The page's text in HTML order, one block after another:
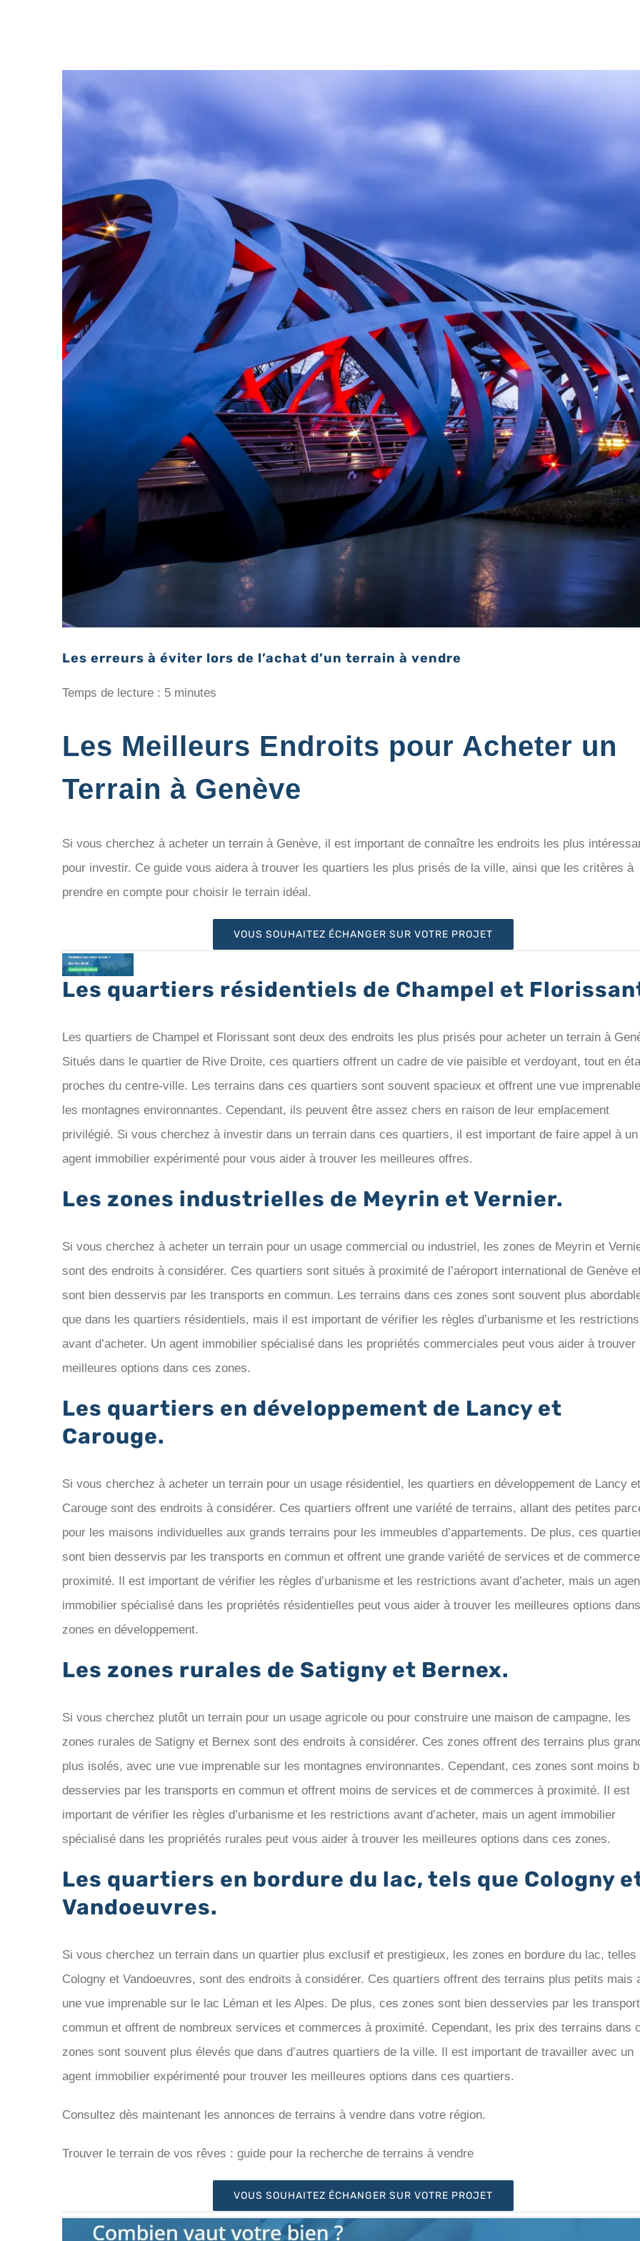
l'image
Les erreurs à éviter lors de l’achat d’un terrain à vendre
Temps de lecture : 5 minutes
Les Meilleurs Endroits pour Acheter un
Terrain à Genève
Si vous cherchez à acheter un terrain à Genève, il est important de connaître les endroits les plus
pour investir. Ce guide vous aidera à trouver les quartiers les plus prisés de la ville, ainsi que les critères à
prendre en compte pour choisir le terrain idéal.
VOUS SOUHAITEZ ÉCHANGER SUR VOTRE PROJET
Les quartiers résidentiels de Champel et
Les quartiers de Champel et Florissant sont deux des endroits les plus prisés pour acheter un terrain à
Situés dans le quartier de Rive Droite, ces quartiers offrent un cadre de vie paisible et verdoyant, tout en
proches du centre-ville. Les terrains dans ces quartiers sont souvent spacieux et offrent une vue
les montagnes environnantes. Cependant, ils peuvent être assez chers en raison de leur emplacement
privilégié. Si vous cherchez à investir dans un terrain dans ces quartiers, il est important de faire appel à un
agent immobilier expérimenté pour vous aider à trouver les meilleures offres.
Les zones industrielles de Meyrin et Vernier.
Si vous cherchez à acheter un terrain pour un usage commercial ou industriel, les zones de Meyrin et
sont des endroits à considérer. Ces quartiers sont situés à proximité de l’aéroport international de Genève
sont bien desservis par les transports en commun. Les terrains dans ces zones sont souvent plus
que dans les quartiers résidentiels, mais il est important de vérifier les règles d’urbanisme et les restrictions
avant d’acheter. Un agent immobilier spécialisé dans les propriétés commerciales peut vous aider à trouver
meilleures options dans ces zones.
Les quartiers en développement de Lancy et
Carouge.
Si vous cherchez à acheter un terrain pour un usage résidentiel, les quartiers en développement de Lancy et
Carouge sont des endroits à considérer. Ces quartiers offrent une variété de terrains, allant des petites
pour les maisons individuelles aux grands terrains pour les immeubles d’appartements. De plus, ces
sont bien desservis par les transports en commun et offrent une grande variété de services et de
proximité. Il est important de vérifier les règles d’urbanisme et les restrictions avant d’acheter, mais un
immobilier spécialisé dans les propriétés résidentielles peut vous aider à trouver les meilleures options
zones en développement.
Les zones rurales de Satigny et Bernex.
Si vous cherchez plutôt un terrain pour un usage agricole ou pour construire une maison de campagne, les
zones rurales de Satigny et Bernex sont des endroits à considérer. Ces zones offrent des terrains plus
plus isolés, avec une vue imprenable sur les montagnes environnantes. Cependant, ces zones sont moins
desservies par les transports en commun et offrent moins de services et de commerces à proximité. Il est
important de vérifier les règles d’urbanisme et les restrictions avant d’acheter, mais un agent immobilier
spécialisé dans les propriétés rurales peut vous aider à trouver les meilleures options dans ces zones.
Les quartiers en bordure du lac, tels que Cologny
Vandoeuvres.
Si vous cherchez un terrain dans un quartier plus exclusif et prestigieux, les zones en bordure du lac, telles
Cologny et Vandoeuvres, sont des endroits à considérer. Ces quartiers offrent des terrains plus petits mais
une vue imprenable sur le lac Léman et les Alpes. De plus, ces zones sont bien desservies par les
commun et offrent de nombreux services et commerces à proximité. Cependant, les prix des terrains dans
zones sont souvent plus élevés que dans d’autres quartiers de la ville. Il est important de travailler avec un
agent immobilier expérimenté pour trouver les meilleures options dans ces quartiers.
Consultez dès maintenant les annonces de terrains à vendre dans votre région.
Trouver le terrain de vos rêves : guide pour la recherche de terrains à vendre
VOUS SOUHAITEZ ÉCHANGER SUR VOTRE PROJET
Estimer prix